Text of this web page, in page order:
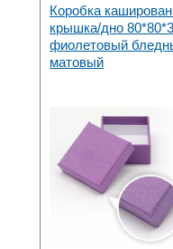
Коробка
крышка/дно
фиолетовый
матовый